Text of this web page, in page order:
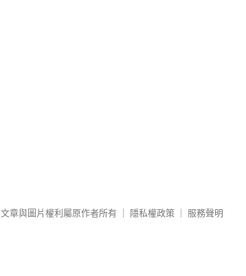
文章與圖片權利屬原作者所有 隱私權政策 服務聲明